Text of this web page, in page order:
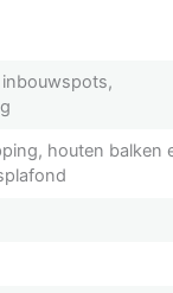
houten balken